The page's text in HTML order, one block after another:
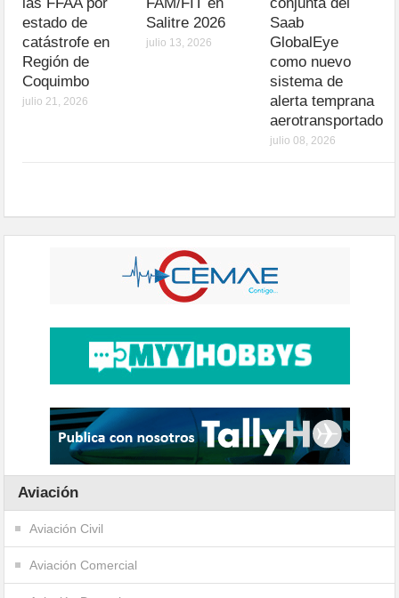
estado de
catástrofe en
Región de
Coquimbo
julio 21, 2026
Salitre 2026
julio 13, 2026
Saab
GlobalEye
como nuevo
sistema de
alerta temprana
aerotransportado
julio 08, 2026
Aviación
Aviación Civil
Aviación Comercial